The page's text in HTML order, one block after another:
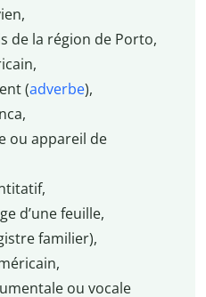
de la région de Porto,
(adverbe),
ou appareil de
d’une feuille,
familier),
ou vocale